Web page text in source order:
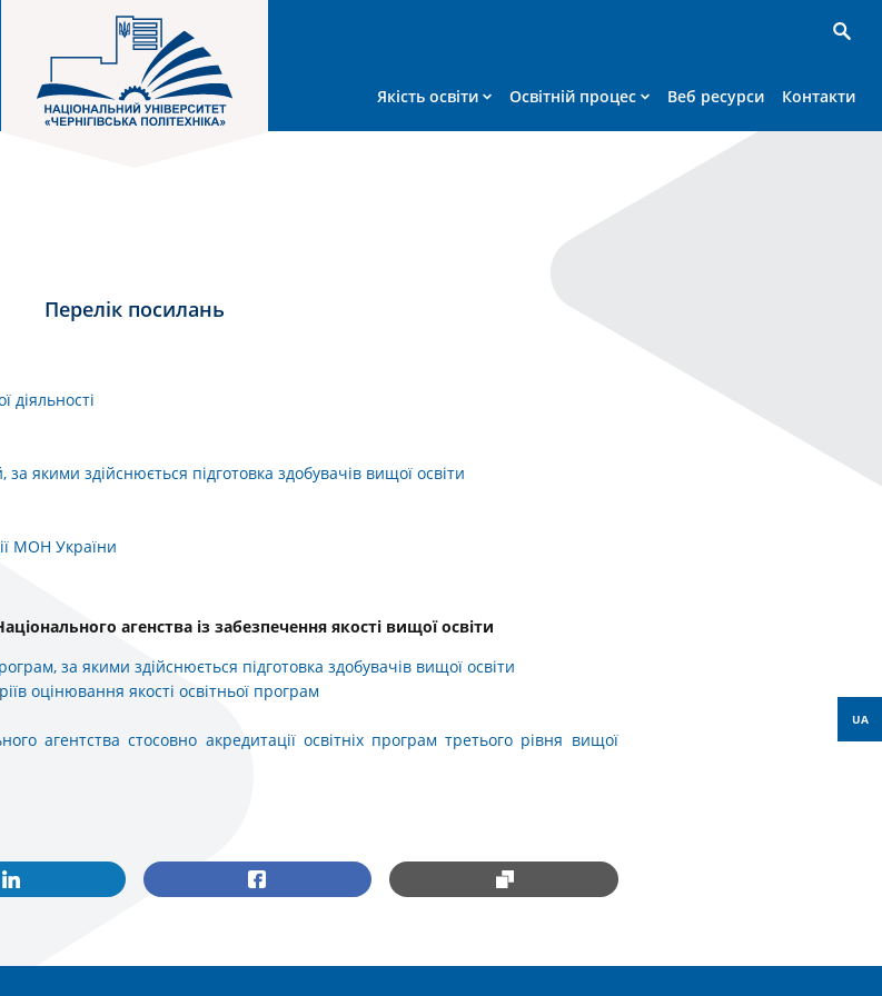
Якість освіти Освітній процес Веб ресурси Контакти
Перелік посилань
діяльності
за якими здійснюється підготовка здобувачів вищої освіти
МОН України
агенства із забезпечення якості вищої освіти
за якими здійснюється підготовка здобувачів вищої освіти
оцінювання якості освітньої програм
агентства стосовно акредитації освітніх програм третього рівня вищої
UA